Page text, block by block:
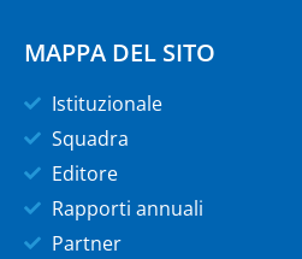
MAPPA DEL SITO
Istituzionale
Squadra
Editore
Rapporti annuali
Partner